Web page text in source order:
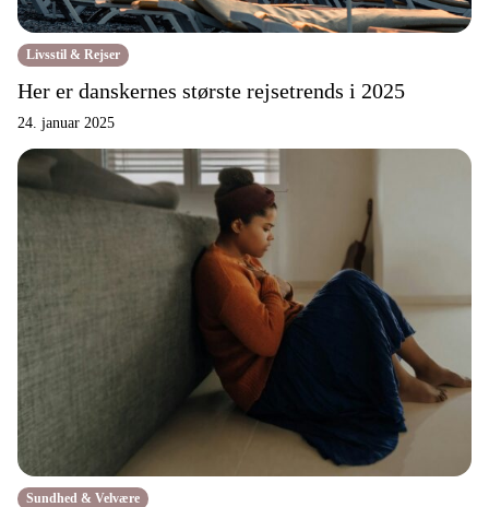
Livsstil & Rejser
Her er danskernes største rejsetrends i 2025
24. januar 2025
Sundhed & Velvære